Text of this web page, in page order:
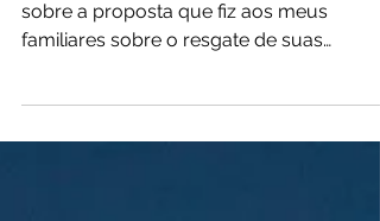
Por Gisele Silva Semana passada falei
sobre a proposta que fiz aos meus
memórias literárias e...